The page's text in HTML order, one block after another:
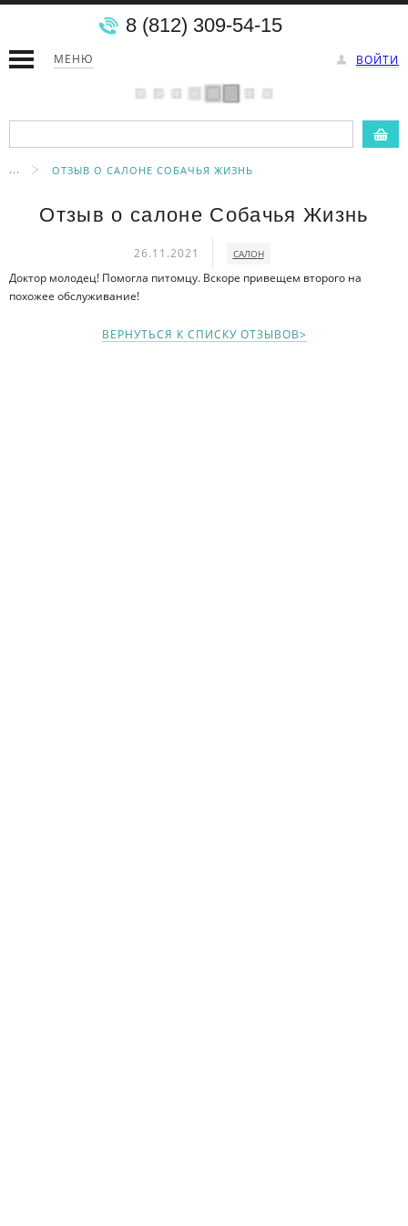
МЕНЮ ВОЙТИ
8 (812) 309-54-15
... ОТЗЫВ О САЛОНЕ СОБАЧЬЯ ЖИЗНЬ
Отзыв о салоне Собачья Жизнь
26.11.2021 САЛОН
Доктор молодец! Помогла питомцу. Вскоре привещем второго на
похожее обслуживание!
ВЕРНУТЬСЯ К СПИСКУ ОТЗЫВОВ